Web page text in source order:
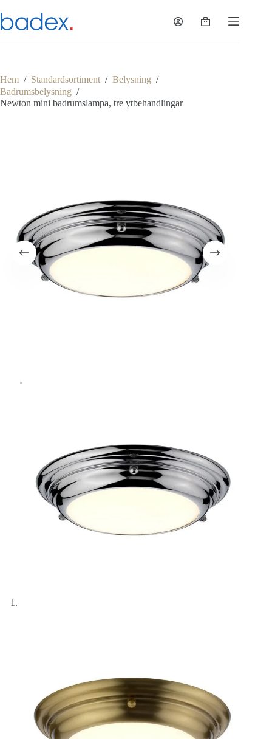
till
innehåll
Varukorg
Hem / Standardsortiment / Belysning /
Badrumsbelysning /
Newton mini badrumslampa, tre ytbehandlingar